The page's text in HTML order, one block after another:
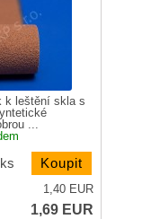
k leštění skla s
...
ks
1,40 EUR
1,69 EUR